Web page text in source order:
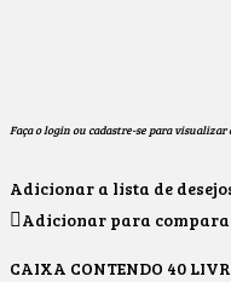
Faça o login ou cadastre-se para visualizar
Adicionar a lista de
Adicionar para
CAIXA CONTENDO 40